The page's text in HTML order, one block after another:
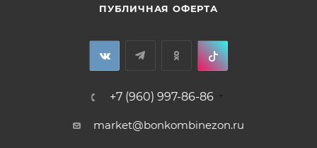
ПУБЛИЧНАЯ ОФЕРТА
+7 (960) 997-86-86
market@bonkombinezon.ru